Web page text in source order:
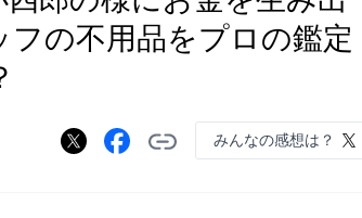
の不用品をプロの鑑定
みんなの感想は？